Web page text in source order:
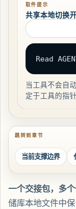
取件提示
共享本地切换
Read
当工具不会自
定于工具的指
跳转到章节
当前支撑边界
一个交接包，多个
储库本地文件中